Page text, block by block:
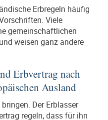
Erbregeln häufig
Viele
gemeinschaftlichen
weisen ganz andere
Erbvertrag nach
Ausland
Der Erblasser
regeln, dass für ihn